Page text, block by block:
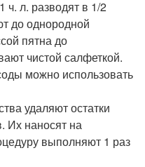
ч. л. разводят в 1/2
до однородной
пятна до
чистой салфеткой.
можно использовать
удаляют остатки
Их наносят на
выполняют 1 раз